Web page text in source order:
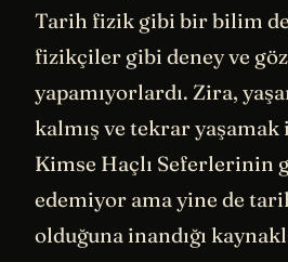
Tarih fizik gibi bir bilim
fizikçiler gibi deney ve
yapamıyorlardı. Zira,
kalmış ve tekrar yaşamak
Kimse Haçlı Seferlerinin
edemiyor ama yine de
olduğuna inandığı